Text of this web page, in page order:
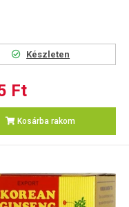
Készleten
Ft
Kosárba rakom